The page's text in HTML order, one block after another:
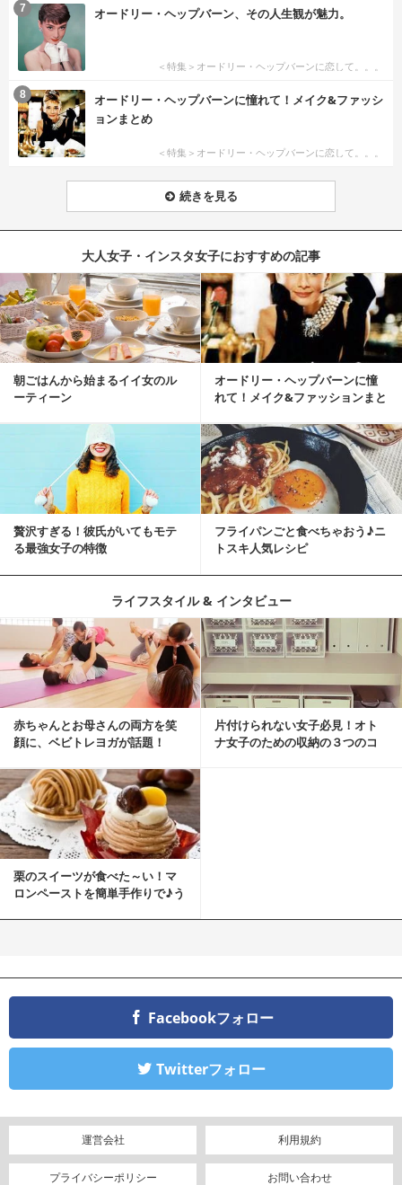
オードリー・ヘップバーン、その人生観が魅力。
＜特集＞オードリー・ヘップバーンに恋して。。。
7
オードリー・ヘップバーンに憧れて！メイク&ファッシ
ョンまとめ
＜特集＞オードリー・ヘップバーンに恋して。。。
8
続きを見る
大人女子・インスタ女子におすすめの記事
朝ごはんから始まるイイ女のル
ーティーン
オードリー・ヘップバーンに憧
れて！メイク&ファッションまと
贅沢すぎる！彼氏がいてもモテ
る最強女子の特徴
フライパンごと食べちゃおう♪ニ
トスキ人気レシピ
ライフスタイル & インタビュー
赤ちゃんとお母さんの両方を笑
顔に、ベビトレヨガが話題！
片付けられない女子必見！オト
ナ女子のための収納の３つのコ
栗のスイーツが食べた～い！マ
ロンペーストを簡単手作りで♪う
Facebookフォロー
Twitterフォロー
運営会社 利用規約
プライバシーポリシー お問い合わせ